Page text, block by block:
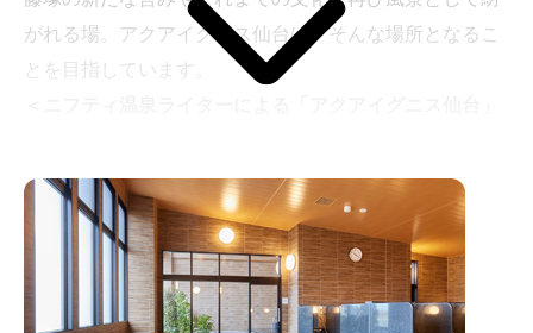
がれる場。アクアイグニス仙台は、そんな場所となるこ
とを目指しています。
かつての藤塚にもう一度にぎわいを！温泉とサウナと美
食の「アクアイグニス仙台」体験レポート